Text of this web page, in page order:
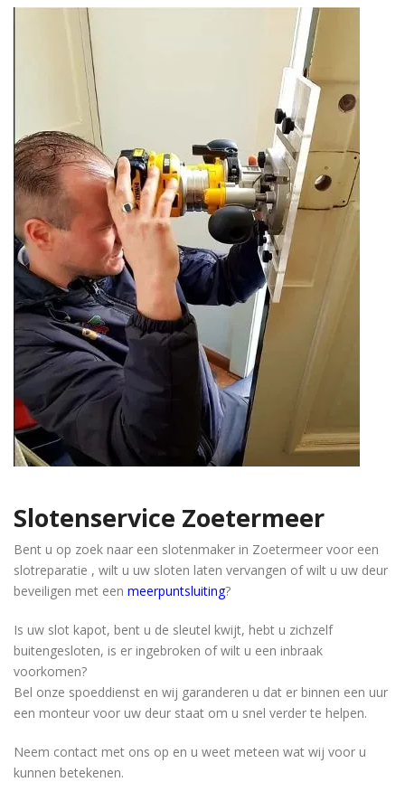
Slotenservice Zoetermeer
Bent u op zoek naar een slotenmaker in Zoetermeer voor een
slotreparatie , wilt u uw sloten laten vervangen of wilt u uw deur
beveiligen met een meerpuntsluiting?
Is uw slot kapot, bent u de sleutel kwijt, hebt u zichzelf
buitengesloten, is er ingebroken of wilt u een inbraak
voorkomen?
Bel onze spoeddienst en wij garanderen u dat er binnen een uur
een monteur voor uw deur staat om u snel verder te helpen.
Neem contact met ons op en u weet meteen wat wij voor u
kunnen betekenen.